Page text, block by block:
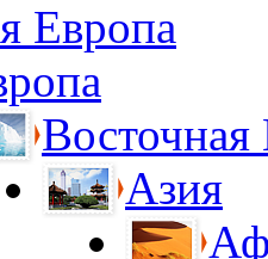
Европа
Восточная
Азия